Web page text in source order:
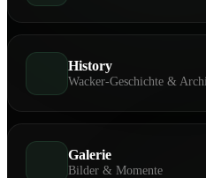
History
Wacker-Geschichte &
Galerie
Bilder & Momente